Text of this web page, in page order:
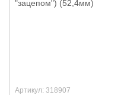
Артикул: 318907